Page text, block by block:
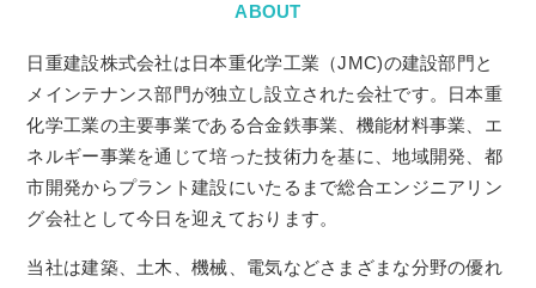
ABOUT
日重建設株式会社は日本重化学工業（JMC)の建設部門と
メインテナンス部門が独立し設立された会社です。日本重
化学工業の主要事業である合金鉄事業、機能材料事業、エ
ネルギー事業を通じて培った技術力を基に、地域開発、都
市開発からプラント建設にいたるまで総合エンジニアリン
グ会社として今日を迎えております。
当社は建築、土木、機械、電気などさまざまな分野の優れ